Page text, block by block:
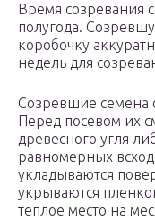
Время созревания
полугода.
коробочку
недель для
Созревшие семена
Перед посевом их
древесного угля
равномерных
укладываются
укрываются
теплое место на